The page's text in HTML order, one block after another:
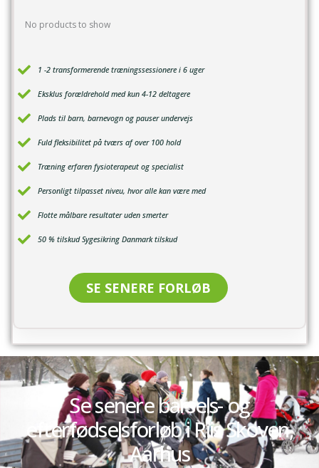
No products to show
1 -2 transformerende træningssessionere i 6 uger
Eksklus forældrehold med kun 4-12 deltagere
Plads til barn, barnevogn og pauser undervejs
Fuld fleksibilitet på tværs af over 100 hold
Træning erfaren fysioterapeut og specialist
Personligt tilpasset niveu, hvor alle kan være med
Flotte målbare resultater uden smerter
50 % tilskud Sygesikring Danmark tilskud
SE SENERE FORLØB
Se senere barsels- og
efterfødselsforløb i Riis Skoven,
Aarhus